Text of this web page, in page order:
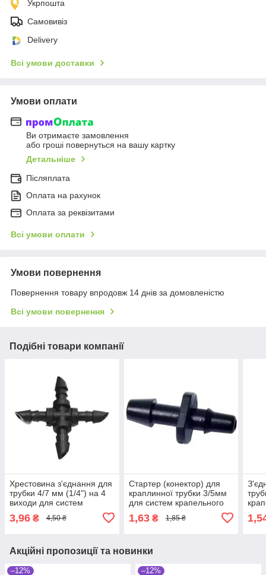
Укрпошта
Самовивіз
Delivery
Всі умови доставки
Умови оплати
Ви отримаєте замовлення
або гроші повернуться на вашу картку
Детальніше
Післяплата
Оплата на рахунок
Оплата за реквізитами
Всі умови оплати
Умови повернення
Повернення товару впродовж 14 днів за домовленістю
Всі умови повернення
Подібні товари компанії
Хрестовина з'єднання для
трубки 4/7 мм (1/4") на 4
виходи для систем
рослин
3,96 ₴ 4,50 ₴
Стартер (конектор) для
краплинної трубки 3/5мм
для систем крапельного
поливу та мікрозрошення
рослин
1,63₴ 1,85 ₴
Акційні пропозиції та новинки
–12% –12%